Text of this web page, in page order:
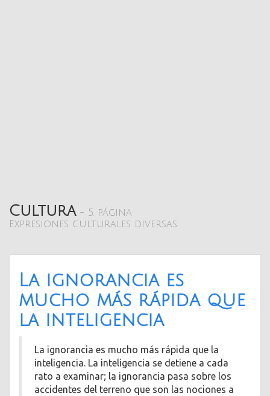
Cultura- 5. página
Expresiones culturales diversas.
La ignorancia es
mucho más rápida que
la inteligencia
La ignorancia es mucho más rápida que la
inteligencia. La inteligencia se detiene a cada
rato a examinar; la ignorancia pasa sobre los
accidentes del terreno que son las nociones a